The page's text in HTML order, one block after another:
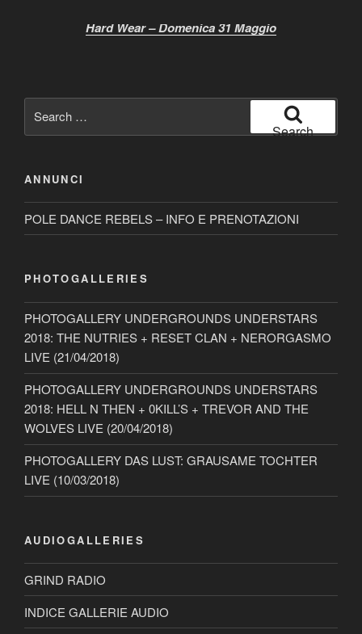
Hard Wear – Domenica 31 Maggio
for:
Search
ANNUNCI
POLE DANCE REBELS – INFO E PRENOTAZIONI
PHOTOGALLERIES
PHOTOGALLERY UNDERGROUNDS UNDERSTARS
2018: THE NUTRIES + RESET CLAN + NERORGASMO
LIVE (21/04/2018)
PHOTOGALLERY UNDERGROUNDS UNDERSTARS
2018: HELL N THEN + 0KILL’S + TREVOR AND THE
WOLVES LIVE (20/04/2018)
PHOTOGALLERY DAS LUST: GRAUSAME TOCHTER
LIVE (10/03/2018)
AUDIOGALLERIES
GRIND RADIO
INDICE GALLERIE AUDIO